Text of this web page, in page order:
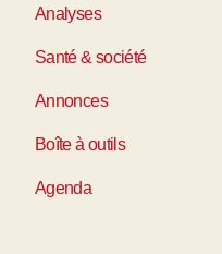
Analyses
Santé & société
Annonces
Boîte à outils
Agenda